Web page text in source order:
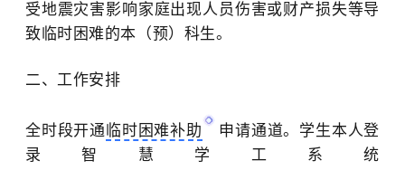
受地震灾害影响家庭出现人员伤害或财产损失等导
致临时困难的本（预）科生。
二、工作安排
全时段开通临时困难补助
申请通道。学生本人登
录智慧学工系统